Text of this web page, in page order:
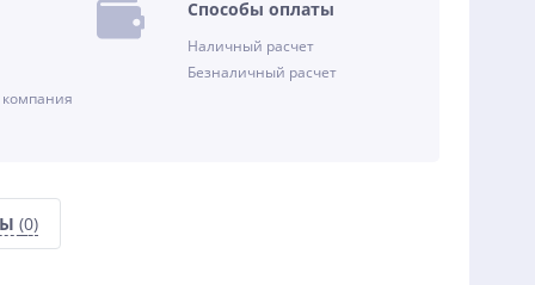
компания
Способы оплаты
Наличный расчет
Безналичный расчет
(0)